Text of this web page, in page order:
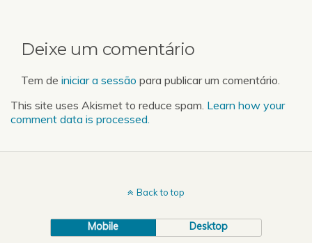
Deixe um comentário
Tem de iniciar a sessão para publicar um comentário.
This site uses Akismet to reduce spam. Learn how your
comment data is processed.
Back to top
Mobile Desktop